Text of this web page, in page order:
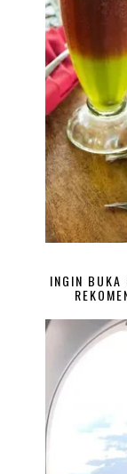
INGIN